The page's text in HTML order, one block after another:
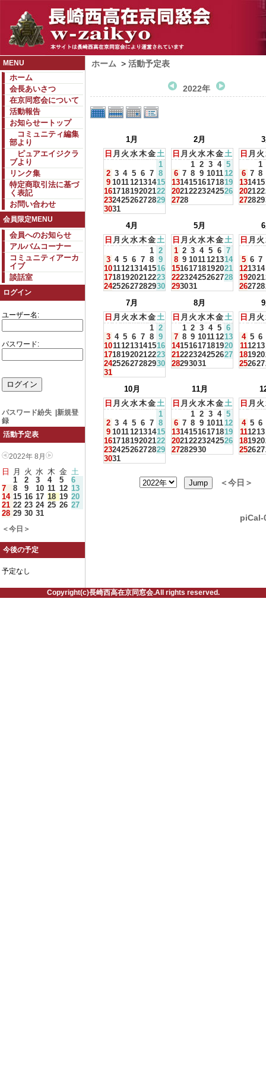
MENU
ホーム
会長あいさつ
在京同窓会について
活動報告
お知らせートップ
コミュニティ編集
部より
ピュアエイジクラ
ブより
リンク集
特定商取引法に基づ
く表記
お問い合わせ
会員限定MENU
会員へのお知らせ
アルバムコーナー
コミュニティアーカ
イブ
談話室
ログイン
ユーザー名:
パスワード:
パスワード紛失
新規登
録
活動予定表
2022年 8月
日 月 火 水 木 金 土
1
2 3 4 5
6
7
8 9 10 11 12 13
14 15 16 17 18 19 20
21 22 23 24 25 26 27
28 29 30 31
＜今日＞
今後の予定
予定なし
ホーム > 活動予定表
2022年
1月
日 月 火 水木金土
1
2 3 4 5 6 7 8
9 101112131415
16171819202122
23242526272829
3031
2月
日 月 火 水木金土
1 2 3 4 5
6 7 8 9 101112
13141516171819
20212223242526
2728
日 月 火
1
6 7 8
131415
202122
272829
4月
日 月 火 水木金土
1 2
3 4 5 6 7 8 9
10111213141516
17181920212223
24252627282930
5月
日 月 火 水木金土
1 2 3 4 5 6 7
8 9 1011121314
15161718192021
22232425262728
293031
日 月 火
5 6 7
121314
192021
262728
7月
日 月 火 水木金土
1 2
3 4 5 6 7 8 9
10111213141516
17181920212223
24252627282930
31
8月
日 月 火 水木金土
1 2 3 4 5 6
7 8 9 10111213
14151617181920
21222324252627
28293031
日 月 火
4 5 6
111213
181920
252627
10月
日 月 火 水木金土
1
2 3 4 5 6 7 8
9 101112131415
16171819202122
23242526272829
3031
11月
日 月 火 水木金土
1 2 3 4 5
6 7 8 9 101112
13141516171819
20212223242526
27282930
日 月 火
4 5 6
111213
181920
252627
＜今日＞
piCal-
Copyright(c)長崎西高在京同窓会.All rights reserved.